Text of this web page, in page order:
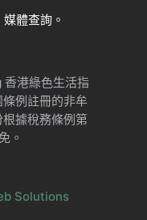
體查詢。
港綠色生活指
例註冊的非牟
據稅務條例第
。
Solutions